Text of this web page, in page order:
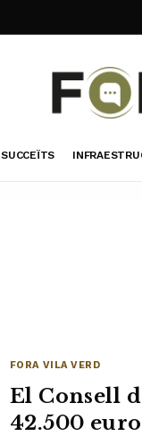
SUCCEÏTS
FORA VILA VERD
El Consell
42.500